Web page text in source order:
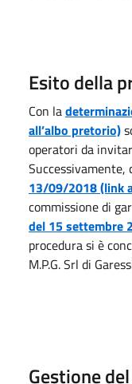
Esito della
Con la
all’albo pretorio)
operatori da
Successivamente,
13/09/2018 (link
commissione di
del 15 settembre
procedura si è
M.P.G. Srl di
Gestione